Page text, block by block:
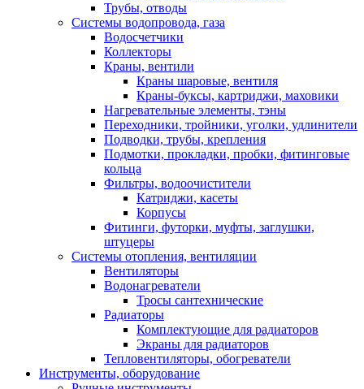
Трубы, отводы
Системы водопровода, газа
Водосчетчики
Коллекторы
Краны, вентили
Краны шаровые, вентиля
Краны-буксы, картриджи, маховики
Нагревательные элементы, тэны
Переходники, тройники, уголки, удлинители
Подводки, трубы, крепления
Подмотки, прокладки, пробки, фитинговые
кольца
Фильтры, водоочистители
Катриджи, касеты
Корпусы
Фитинги, футорки, муфты, заглушки,
штуцеры
Системы отопления, вентиляции
Вентиляторы
Водонагреватели
Тросы сантехнические
Радиаторы
Комплектующие для радиаторов
Экраны для радиаторов
Тепловентиляторы, обогреватели
Инструменты, оборудование